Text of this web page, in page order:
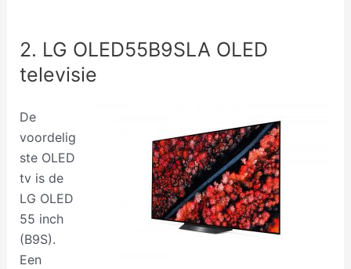
2. LG OLED55B9SLA OLED
televisie
De
voordelig
ste OLED
tv is de
LG OLED
55 inch
(B9S).
Een